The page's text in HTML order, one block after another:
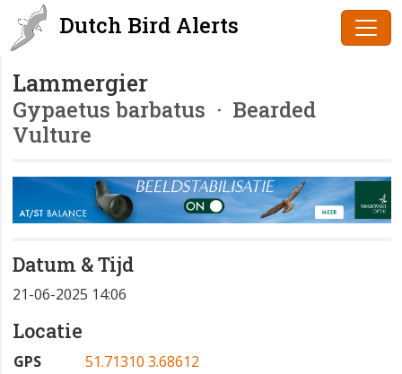
Dutch Bird Alerts
Lammergier
Gypaetus barbatus · Bearded
Vulture
Datum & Tijd
21-06-2025 14:06
Locatie
GPS
51.71310 3.68612